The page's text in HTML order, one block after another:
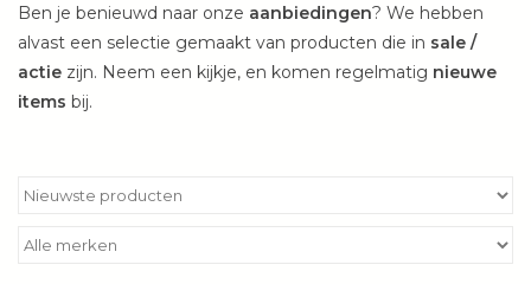
Bakken
Apparatuur
Cadeau idee
Ben je benieuwd naar onze aanbiedingen? We hebben
alvast een selectie gemaakt van producten die in sale /
actie zijn. Neem een kijkje, en komen regelmatig nieuwe
items bij.